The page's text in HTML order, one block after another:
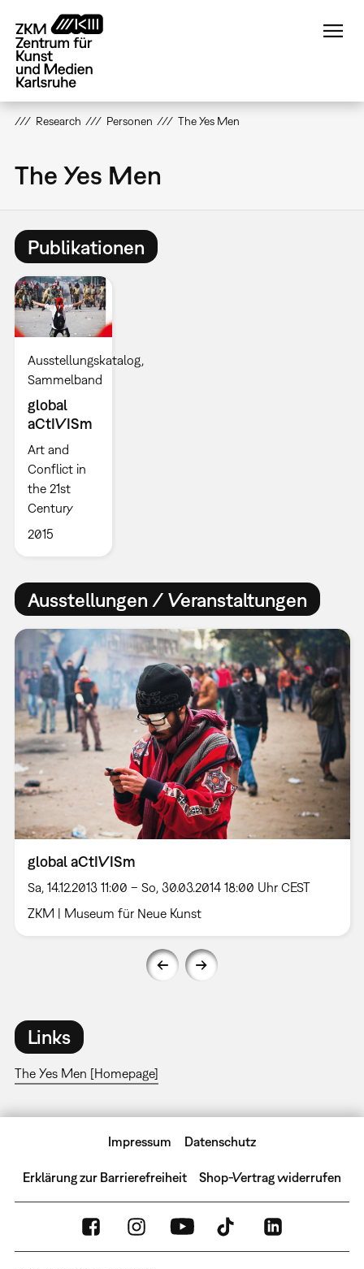
zum
Inhalt
Research Personen The Yes Men
The Yes Men
Publikationen
Ausstellungskatalog
Sammelband
global
aCtIVISm
Art and
Conflict in
the 21st
Century
2015
Ausstellungen / Veranstaltungen
global aCtIVISm
Sa, 14.12.2013 11:00 – So, 30.03.2014 18:00 Uhr CEST
ZKM | Museum für Neue Kunst
Links
The Yes Men [Homepage]
Impressum Datenschutz
Erklärung zur Barrierefreiheit Shop-Vertrag widerrufen